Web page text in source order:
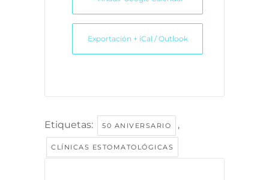
Exportación + iCal / Outlook
Etiquetas: 50 ANIVERSARIO ,
CLÍNICAS ESTOMATOLÓGICAS